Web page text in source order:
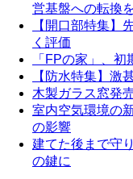
営基盤への転換
【開口部特集】
く評価
「FPの家」、
【防水特集】激
木製ガラス窓発
室内空気環境の
の影響
建てた後まで守
の鍵に